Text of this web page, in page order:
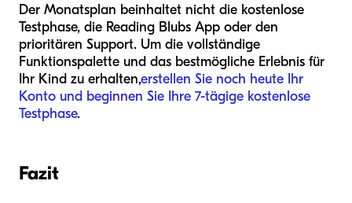
Der Monatsplan beinhaltet nicht die kostenlose
Testphase, die Reading Blubs App oder den
prioritären Support. Um die vollständige
Funktionspalette und das bestmögliche Erlebnis für
Ihr Kind zu erhalten,erstellen Sie noch heute Ihr
Konto und beginnen Sie Ihre 7-tägige kostenlose
Testphase.
Fazit